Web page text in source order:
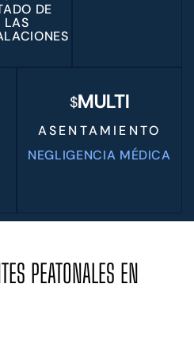
DE
LAS
$MULTI
ASENTAMIENTO
NEGLIGENCIA MÉDICA
PEATONALES EN